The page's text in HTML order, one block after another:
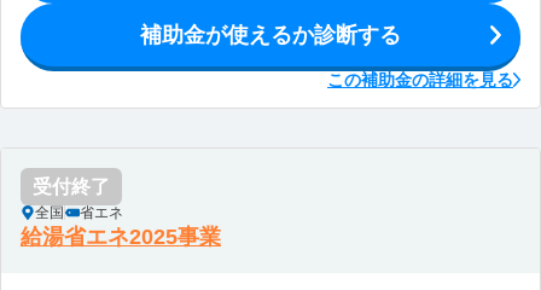
補助金が使えるか診断する
この補助金の詳細を見る
受付終了
全国 省エネ
給湯省エネ2025事業